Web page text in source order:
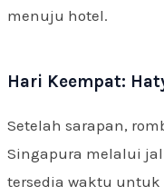
menuju hotel.
Hari Keempat:
Setelah sarapan,
Singapura melalui
tersedia waktu